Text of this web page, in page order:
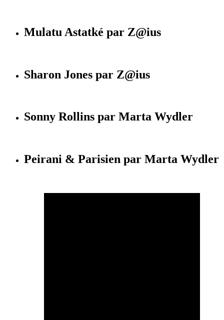
Mulatu Astatké par Z@ius
Sharon Jones par Z@ius
Sonny Rollins par Marta Wydler
Peirani & Parisien par Marta Wydler